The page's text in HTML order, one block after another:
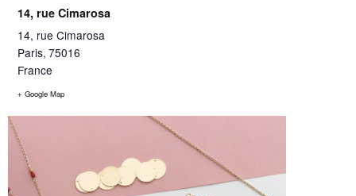
14, rue Cimarosa
14, rue Cimarosa
Paris, 75016
France
+ Google Map